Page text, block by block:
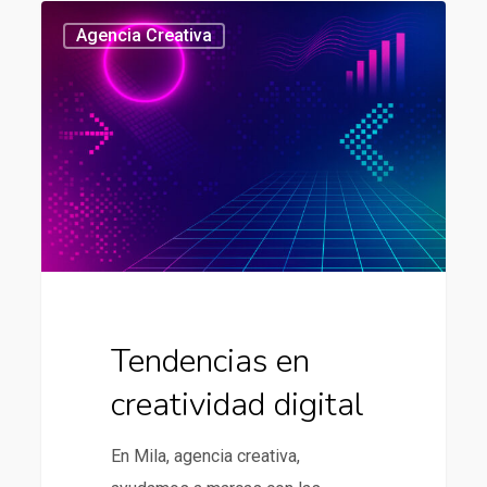
Tendencias
creatividad
digital
Agencia Creativa
Tendencias en
creatividad digital
En Mila, agencia creativa,
437